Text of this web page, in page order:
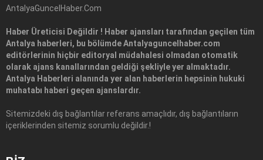
AntalyaGuncelHaber.Com
Haber Üreticisi Değildir ! Haber ajansları tarafından geçilen tüm
Antalya haberleri, bu bölümde Antalyaguncelhaber.com
editörlerinin hiçbir editoryal müdahalesi olmadan otomatik
olarak ajans kanallarından geldiği şekliyle yer almaktadır.
Antalya Haberleri alanında yer alan haberlerin hepsinin hukuki
muhatabı haberi geçen ajanslardır.
Sitemizdeki dış bağlantılar referans amaçlıdır, dış bağlantıların
içeriklerinden sitemiz sorumlu değildir.!